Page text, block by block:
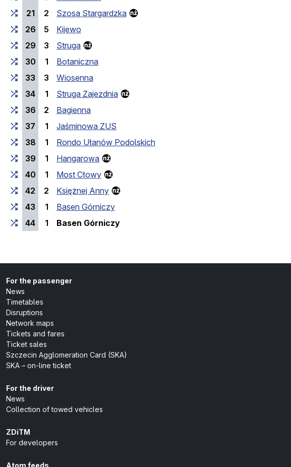
21
2
Szosa Stargardzka
26
5
Kijewo
29
3
Struga
30
1
Botaniczna
33
3
Wiosenna
34
1
Struga Zajezdnia
36
2
Bagienna
37
1
Jaśminowa ZUS
38
1
Rondo Ułanów Podolskich
39
1
Hangarowa
40
1
Most Cłowy
42
2
Księżnej Anny
43
1
Basen Górniczy
44
1 Basen Górniczy(last stop)
For the passenger
News
Timetables
Disruptions
Network maps
Tickets and fares
Ticket sales
Szczecin Agglomeration Card (SKA)
SKA – on-line ticket
For the driver
News
Collection of towed vehicles
ZDiTM
For developers
Atom feeds